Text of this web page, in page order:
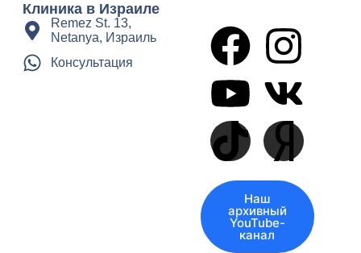
Клиника в Израиле
Remez St. 13,
Netanya, Израиль
Консультация
Наш
архивный
YouTube-
канал